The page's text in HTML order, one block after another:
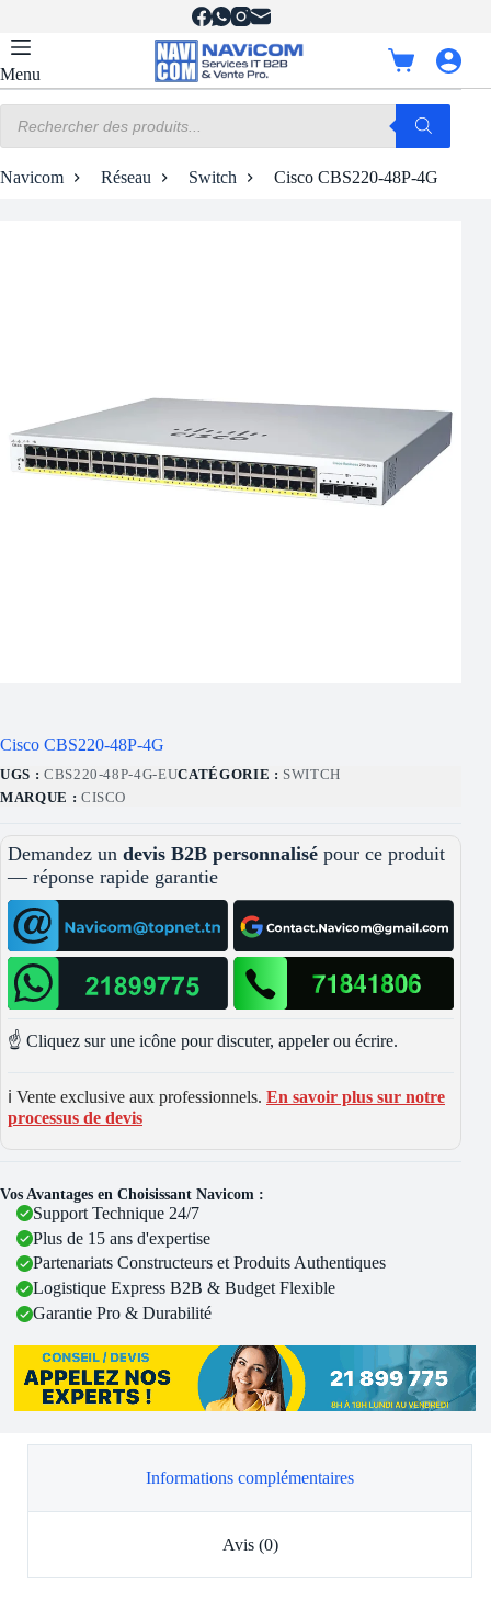
contenu
Menu
Panier
d’achat
produits
Navicom Réseau Switch Cisco CBS220-48P-4G
Cisco CBS220-48P-4G
UGS : CBS220-48P-4G-EUCATÉGORIE : SWITCH
MARQUE : CISCO
Demandez un devis B2B personnalisé pour ce produit
— réponse rapide garantie
☝️ Cliquez sur une icône pour discuter, appeler ou écrire.
ℹ️ Vente exclusive aux professionnels. En savoir plus sur notre
processus de devis
Vos Avantages en Choisissant Navicom :
Support Technique 24/7
Plus de 15 ans d'expertise
Partenariats Constructeurs et Produits Authentiques
Logistique Express B2B & Budget Flexible
Garantie Pro & Durabilité
Informations complémentaires
Avis (0)